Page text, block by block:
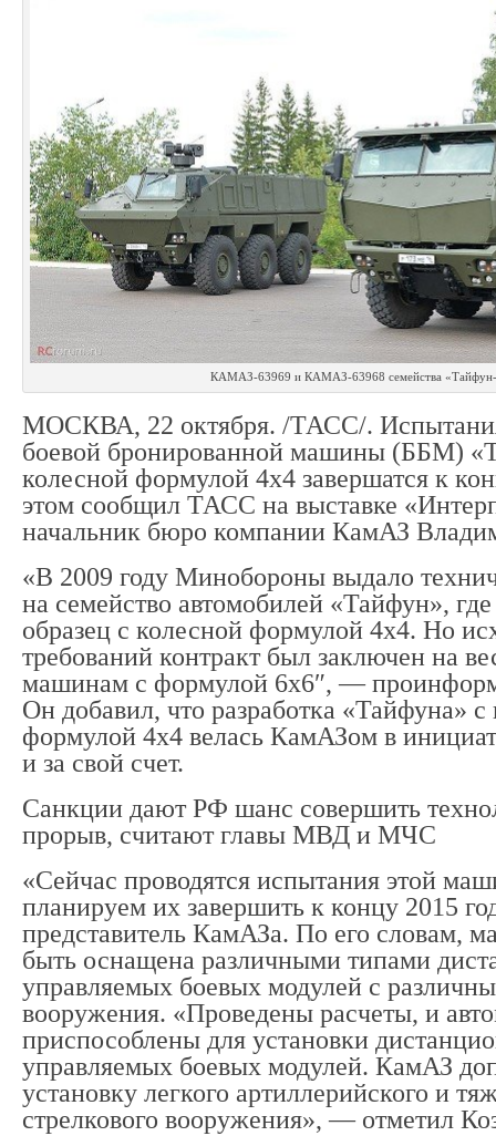
КАМАЗ-63969 и КАМАЗ-63968 семейства
МОСКВА, 22 октября. /ТАСС/.
боевой бронированной машины (ББМ)
колесной формулой 4х4 завершатся к
этом сообщил ТАСС на выставке
начальник бюро компании КамАЗ
«В 2009 году Минобороны выдало
на семейство автомобилей «Тайфун», где
образец с колесной формулой 4х4. Но
требований контракт был заключен на
машинам с формулой 6х6″, —
Он добавил, что разработка «Тайфуна» с
формулой 4х4 велась КамАЗом в
и за свой счет.
Санкции дают РФ шанс совершить
прорыв, считают главы МВД и МЧС
«Сейчас проводятся испытания этой
планируем их завершить к концу 2015
представитель КамАЗа. По его словам,
быть оснащена различными типами
управляемых боевых модулей с
вооружения. «Проведены расчеты, и
приспособлены для установки
управляемых боевых модулей. КамАЗ
установку легкого артиллерийского и
стрелкового вооружения», — отметил